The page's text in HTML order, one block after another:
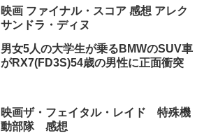
映画 ファイナル・スコア 感想 アレク
サンドラ・ディヌ
男女5人の大学生が乗るBMWのSUV車
がRX7(FD3S)54歳の男性に正面衝突
映画ザ・フェイタル・レイド 特殊機
動部隊 感想